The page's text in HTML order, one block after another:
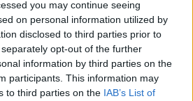
you may continue seeing
on personal information utilized by
disclosed to third parties prior to
opt-out of the further
information by third parties on the
participants. This information may
to third parties on the IAB’s List of